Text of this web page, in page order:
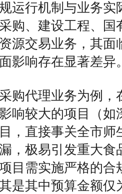
运行机制与业务实
购、建设工程、国
源交易业务，其面
影响存在显著差异
购代理业务为例，
响较大的项目（如
，直接事关全市师
，极易引发重大食
目需实施严格的合
是其中预算金额仅